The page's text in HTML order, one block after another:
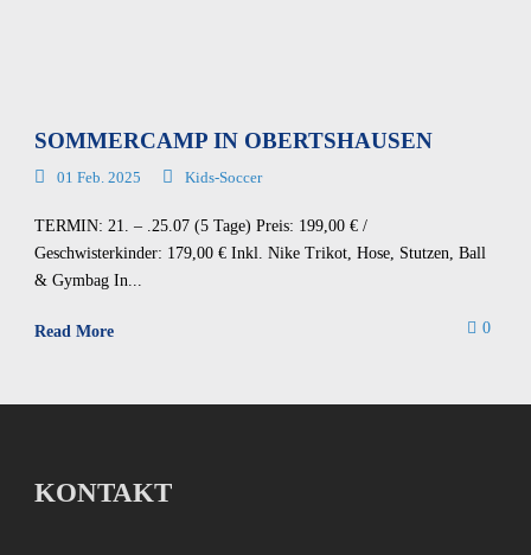
SOMMERCAMP IN OBERTSHAUSEN
01 Feb. 2025 Kids-Soccer
TERMIN: 21. – .25.07 (5 Tage) Preis: 199,00 € /
Geschwisterkinder: 179,00 € Inkl. Nike Trikot, Hose, Stutzen, Ball
& Gymbag In...
Read More 0
KONTAKT